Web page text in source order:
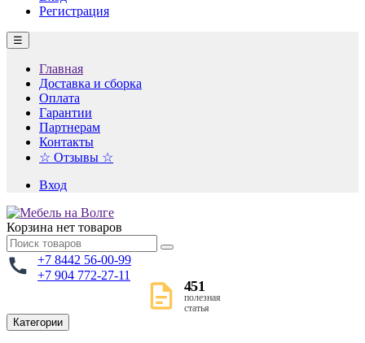
Регистрация
☰
Главная
Доставка и сборка
Оплата
Гарантии
Партнерам
Контакты
☆ Отзывы ☆
Вход
Корзина нет товаров
+7 8442 56-00-99
+7 904 772-27-11
451
полезная
статья
Категории